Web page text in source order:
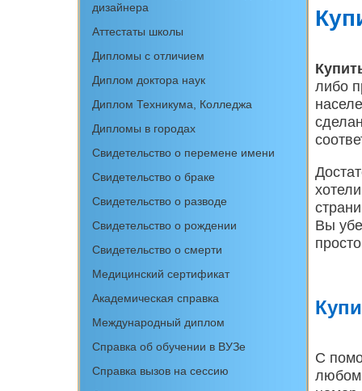
либо
Вы
С
любом
дизайнера
Аттестаты школы
Дипломы с отличием
Диплом доктора наук
Диплом Техникума, Колледжа
Дипломы в городах
Свидетельство о перемене имени
Свидетельство о браке
Свидетельство о разводе
Свидетельство о рождении
Свидетельство о смерти
Медицинский сертификат
Академическая справка
Международный диплом
Cправка об обучении в ВУЗе
Справка вызов на сессию